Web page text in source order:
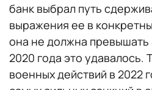
банк выбрал путь
выражения ее в
она не должна превышать
2020 года это удавалось.
военных действий в 2022